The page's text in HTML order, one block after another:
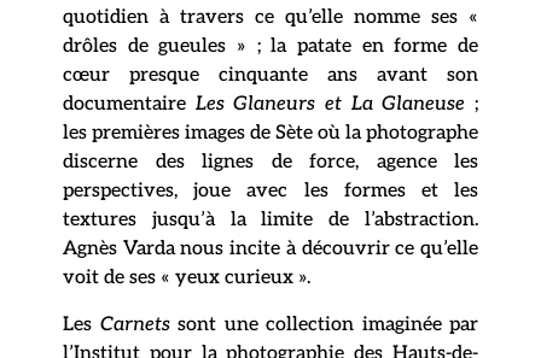
quotidien à travers ce qu’elle nomme ses «
drôles de gueules » ; la patate en forme de
cœur presque cinquante ans avant son
documentaire Les Glaneurs et La Glaneuse ;
les premières images de Sète où la photographe
discerne des lignes de force, agence les
perspectives, joue avec les formes et les
textures jusqu’à la limite de l’abstraction.
Agnès Varda nous incite à découvrir ce qu’elle
voit de ses « yeux curieux ».
Les Carnetssont une collection imaginée par
l’Institut pour la photographie des Hauts-de-